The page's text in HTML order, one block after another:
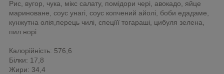
Рис, вугор, чука, мікс салату, помідори чері, авокадо, яйце
мариноване, соус унагі, соус копчений айолі, боби едадаме,
кунжутна олія,перець чилі, спеціїї тогараші, цибуля зелена,
пил норі.
Калорійність: 576,6
Білки: 17,8
Жири: 34,4